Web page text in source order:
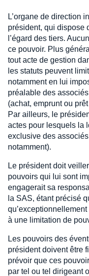
L’organe de direction
président, qui dispose
l’égard des tiers.
ce pouvoir. Plus
tout acte de gestion
les statuts peuvent
notamment en lui
préalable des
(achat, emprunt ou
Par ailleurs, le
actes pour lesquels la
exclusive des
notamment).
Le président doit
pouvoirs qui lui sont
engagerait sa
la SAS, étant précisé
à une limitation de
Les pouvoirs des
président doivent être
prévoir que ces
par tel ou tel dirigeant